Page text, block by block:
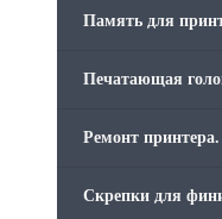
Память для
Печатающая
Ремонт принтера.
Скрепки для